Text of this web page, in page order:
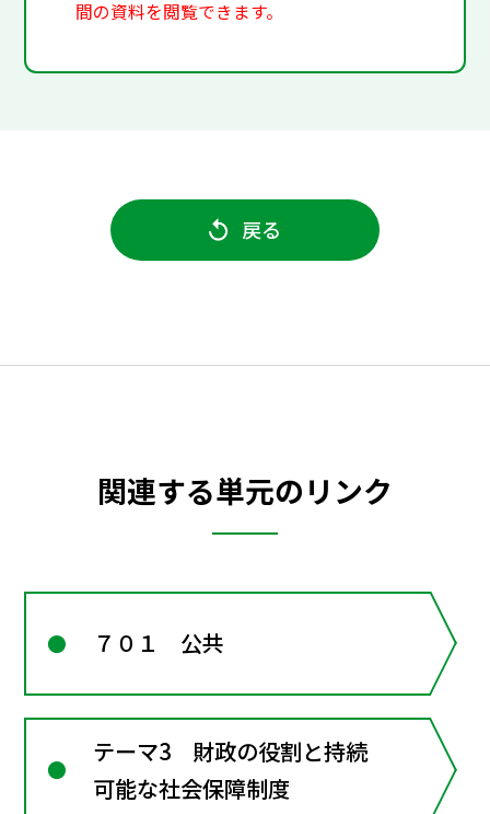
間の資料を閲覧できます。
戻る
関連する単元のリンク
７０１ 公共
テーマ3 財政の役割と持続
可能な社会保障制度